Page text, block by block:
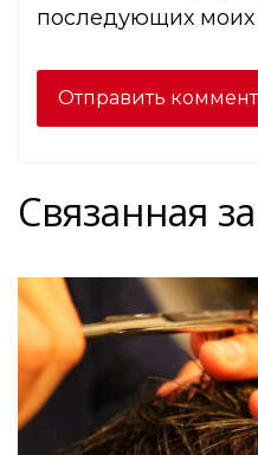
последующих моих
Связанная